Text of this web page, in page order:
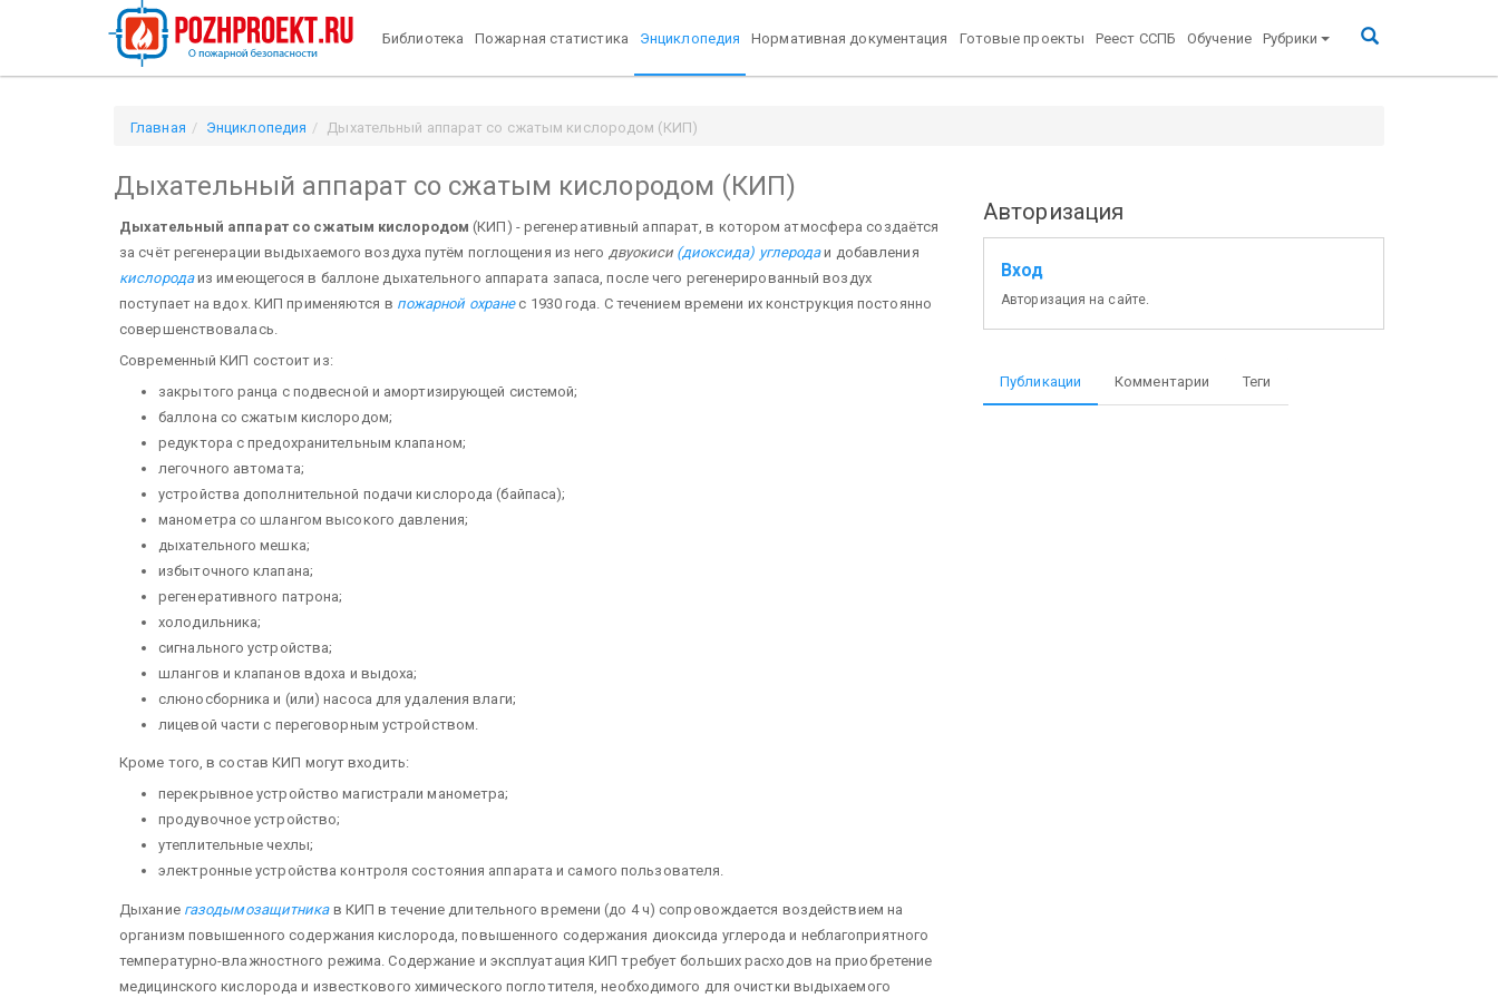
Библиотека Пожарная статистика Энциклопедия Нормативная документация Готовые проекты Реест ССПБ Обучение Рубрики
Главная Энциклопедия Дыхательный аппарат со сжатым кислородом (КИП)
Дыхательный аппарат со сжатым кислородом (КИП)
Дыхательный аппарат со сжатым кислородом (КИП) - регенеративный аппарат, в котором атмосфера создаётся
за счёт регенерации выдыхаемого воздуха путём поглощения из него двуокиси (диоксида) углеродаи добавления
кислородаиз имеющегося в баллоне дыхательного аппарата запаса, после чего регенерированный воздух
поступает на вдох. КИП применяются в пожарной охранес 1930 года. С течением времени их конструкция постоянно
совершенствовалась.
Современный КИП состоит из:
закрытого ранца с подвесной и амортизирующей системой;
баллона со сжатым кислородом;
редуктора с предохранительным клапаном;
легочного автомата;
устройства дополнительной подачи кислорода (байпаса);
манометра со шлангом высокого давления;
дыхательного мешка;
избыточного клапана;
регенеративного патрона;
холодильника;
сигнального устройства;
шлангов и клапанов вдоха и выдоха;
слюносборника и (или) насоса для удаления влаги;
лицевой части с переговорным устройством.
Кроме того, в состав КИП могут входить:
перекрывное устройство магистрали манометра;
продувочное устройство;
утеплительные чехлы;
электронные устройства контроля состояния аппарата и самого пользователя.
Дыхание газодымозащитникав КИП в течение длительного времени (до 4 ч) сопровожда­ется воздействием на
организм повышенного содержания кислорода, повышенного содержания диоксида углерода и неблагоприятного
температурно-влажностного режима. Содержание и эксплуатация КИП требует больших расходов на приобретение
медицинского кислорода и известкового химического поглотителя, необходимого для очистки выдыхаемого
Авторизация
Вход
Авторизация на сайте.
Публикации Комментарии Теги